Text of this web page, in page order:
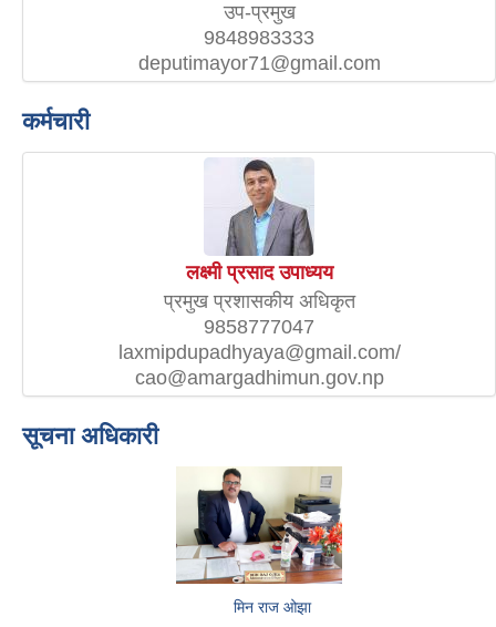
उप-प्रमुख
9848983333
deputimayor71@gmail.com
कर्मचारी
लक्ष्मी प्रसाद उपाध्यय
प्रमुख प्रशासकीय अधिकृत
9858777047
laxmipdupadhyaya@gmail.com/
cao@amargadhimun.gov.np
सूचना अधिकारी
मिन राज ओझा